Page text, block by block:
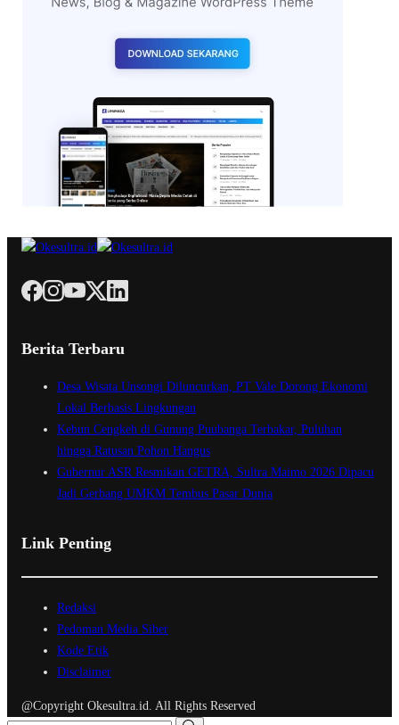
Berita Terbaru
Desa Wisata Unsongi Diluncurkan, PT Vale Dorong Ekonomi
Lokal Berbasis Lingkungan
Kebun Cengkeh di Gunung Puubanga Terbakar, Puluhan
hingga Ratusan Pohon Hangus
Gubernur ASR Resmikan GETRA, Sultra Maimo 2026 Dipacu
Jadi Gerbang UMKM Tembus Pasar Dunia
Link Penting
Redaksi
Pedoman Media Siber
Kode Etik
Disclaimer
@Copyright Okesultra.id. All Rights Reserved